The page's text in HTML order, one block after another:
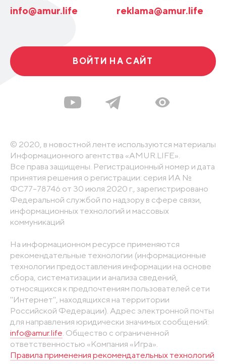
info@amur.life reklama@amur.life
ВОЙТИ НА САЙТ
© 2020, в новостной ленте используются материалы
Информационного агентства «AMUR.LIFE».
Все права защищены. Регистрационный номер и дата
принятия решения о регистрации: серия ИА №
ФС77-78746 от 30 июля 2020 г., зарегистрировано
Федеральной службой по надзору в сфере связи,
информационных технологий и массовых
коммуникаций
На информационном ресурсе применяются
рекомендательные технологии (информационные
технологии предоставления информации на основе
сбора, систематизации и анализа сведений,
относящихся к предпочтениям пользователей сети
"Интернет", находящихся на территории
Российской Федерации). Адрес электронной почты
для направления юридически значимых сообщений:
info@amur.life. Общество с ограниченной
ответственностью «Компания «Игра».
Правила применения рекомендательных технологий